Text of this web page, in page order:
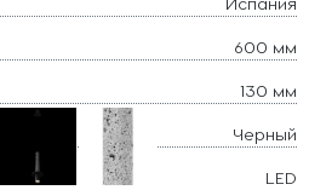
600 мм
130 мм
Черный
LED